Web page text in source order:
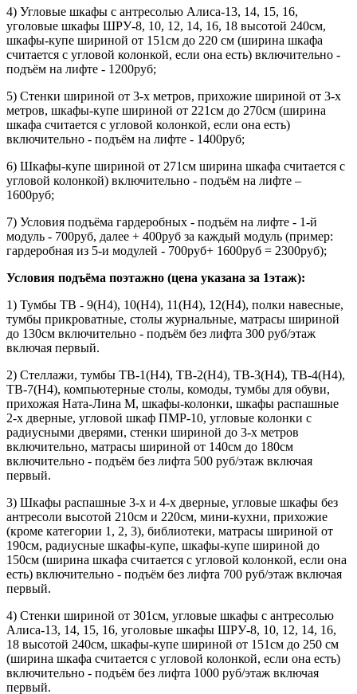
4) Угловые шкафы с антресолью Алиса-13, 14, 15, 16,
уголовые шкафы ШРУ-8, 10, 12, 14, 16, 18 высотой 240см,
шкафы-купе шириной от 151см до 220 см (ширина шкафа
считается с угловой колонкой, если она есть) включительно -
подъём на лифте - 1200руб;
5) Стенки шириной от 3-х метров, прихожие шириной от 3-х
метров, шкафы-купе шириной от 221см до 270см (ширина
шкафа считается с угловой колонкой, если она есть)
включительно - подъём на лифте - 1400руб;
6) Шкафы-купе шириной от 271см ширина шкафа считается с
угловой колонкой) включительно - подъём на лифте –
1600руб;
7) Условия подъёма гардеробных - подъём на лифте - 1-й
модуль - 700руб, далее + 400руб за каждый модуль (пример:
гардеробная из 5-и модулей - 700руб+ 1600руб = 2300руб);
Условия подъёма поэтажно (цена указана за 1этаж):
1) Тумбы ТВ - 9(Н4), 10(Н4), 11(Н4), 12(Н4), полки навесные,
тумбы прикроватные, столы журнальные, матрасы шириной
до 130см включительно - подъём без лифта 300 руб/этаж
включая первый.
2) Стеллажи, тумбы ТВ-1(Н4), ТВ-2(Н4), ТВ-3(Н4), ТВ-4(Н4),
ТВ-7(Н4), компьютерные столы, комоды, тумбы для обуви,
прихожая Ната-Лина М, шкафы-колонки, шкафы распашные
2-х дверные, угловой шкаф ПМР-10, угловые колонки с
радиусными дверями, стенки шириной до 3-х метров
включительно, матрасы шириной от 140см до 180см
включительно - подъём без лифта 500 руб/этаж включая
первый.
3) Шкафы распашные 3-х и 4-х дверные, угловые шкафы без
антресоли высотой 210см и 220см, мини-кухни, прихожие
(кроме категории 1, 2, 3), библиотеки, матрасы шириной от
190см, радиусные шкафы-купе, шкафы-купе шириной до
150см (ширина шкафа считается с угловой колонкой, если она
есть) включительно - подъём без лифта 700 руб/этаж включая
первый.
4) Стенки шириной от 301см, угловые шкафы с антресолью
Алиса-13, 14, 15, 16, уголовые шкафы ШРУ-8, 10, 12, 14, 16,
18 высотой 240см, шкафы-купе шириной от 151см до 250 см
(ширина шкафа считается с угловой колонкой, если она есть)
включительно - подъём без лифта 1000 руб/этаж включая
первый.